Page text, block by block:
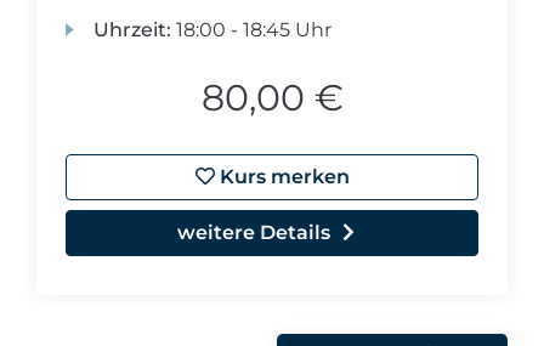
Uhrzeit: 18:00 - 18:45 Uhr
80,00 €
Kurs merken
weitere Details